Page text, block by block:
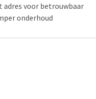
adres voor betrouwbaar
onderhoud